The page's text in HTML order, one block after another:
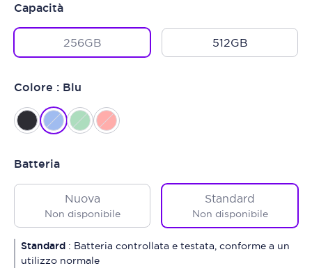
Capacità
256GB 512GB
Colore : Blu
Batteria
Nuova
Non disponibile
Standard
Non disponibile
Standard : Batteria controllata e testata, conforme a un
utilizzo normale